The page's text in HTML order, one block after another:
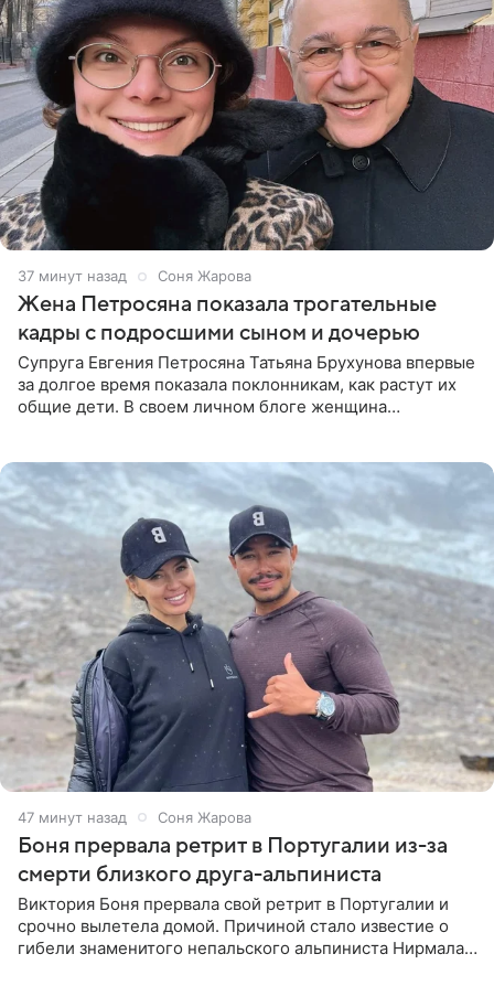
37 минут назад Соня Жарова
Жена Петросяна показала трогательные
кадры с подросшими сыном и дочерью
Супруга Евгения Петросяна Татьяна Брухунова впервые
за долгое время показала поклонникам, как растут их
общие дети. В своем личном блоге женщина
47 минут назад Соня Жарова
Боня прервала ретрит в Португалии из-за
смерти близкого друга-альпиниста
Виктория Боня прервала свой ретрит в Португалии и
срочно вылетела домой. Причиной стало известие о
гибели знаменитого непальского альпиниста Нирмала